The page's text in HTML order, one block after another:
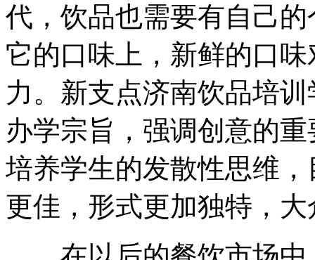
代，饮品也需要有自己
它的口味上，新鲜的口
力。新支点济南饮品培
办学宗旨，强调创意的
培养学生的发散性思维
更佳，形式更加独特，